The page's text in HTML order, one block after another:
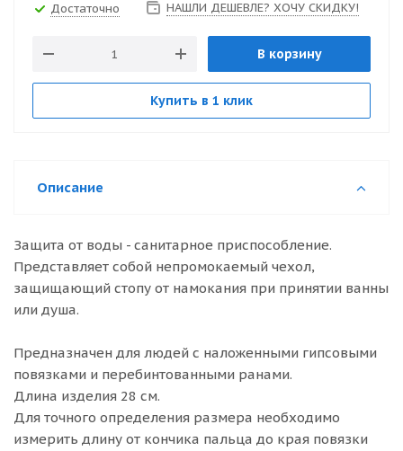
Достаточно НАШЛИ ДЕШЕВЛЕ? ХОЧУ СКИДКУ!
В корзину
Купить в 1 клик
Описание
Защита от воды - санитарное приспособление.
Представляет собой непромокаемый чехол,
защищающий стопу от намокания при принятии ванны
или душа.
Предназначен для людей с наложенными гипсовыми
повязками и перебинтованными ранами.
Длина изделия 28 см.
Для точного определения размера необходимо
измерить длину от кончика пальца до края повязки